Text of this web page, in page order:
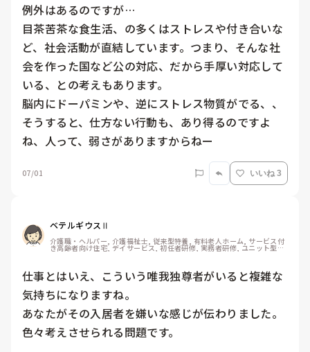
例外はあるのですが…
目茶苦茶な食生活、の多くはストレスや付き合いな
ど、社会活動が直結しています。つまり、そんな社
会を作った国など公の対応、だから手厚い対応して
いる、との考えもあります。
脳内にドーパミンや、逆にストレス物質がでる、、
そうすると、仕方ない行動も、あり得るのですよ
ね、人って、弱さがありますからねー
07/01 いいね 3
ベテルギウスⅡ
介護職・ヘルパー, 介護福祉士, 従来型特養, 有料老人ホーム, サービス付
き高齢者向け住宅, デイサービス, 初任者研修, 実務者研修, ユニット型特
養
仕事とはいえ、こういう唯我独尊者がいると複雑な
気持ちになりますね。
あなたがその入居者を嫌いな感じが伝わりました。
色々考えさせられる問題です。